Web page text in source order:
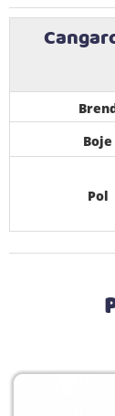
Boje
Pol